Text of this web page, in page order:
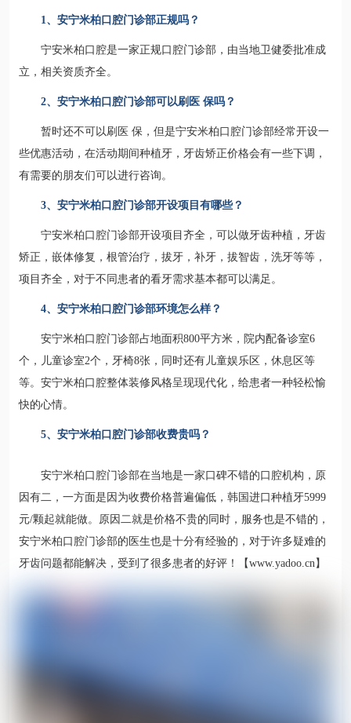
1、安宁米柏口腔门诊部正规吗？
宁安米柏口腔是一家正规口腔门诊部，由当地卫健委批准成
立，相关资质齐全。
2、安宁米柏口腔门诊部可以刷 医 保吗？
暂时还不可以刷医 保，但是宁安米柏口腔门诊部经常开设一
些优惠活动，在活动期间种植牙，牙齿矫正价格会有一些下调，
有需要的朋友们可以进行咨询。
3、安宁米柏口腔门诊部开设项目有哪些？
宁安米柏口腔门诊部开设项目齐全，可以做牙齿种植，牙齿
矫正，嵌体修复，根管治疗，拔牙，补牙，拔智齿，洗牙等等，
项目齐全，对于不同患者的看牙需求基本都可以满足。
4、安宁米柏口腔门诊部环境怎么样？
安宁米柏口腔门诊部占地面积800平方米，院内配备诊室6
个，儿童诊室2个，牙椅8张，同时还有儿童娱乐区，休息区等
等。安宁米柏口腔整体装修风格呈现现代化，给患者一种轻松愉
快的心情。
5、安宁米柏口腔门诊部收费贵吗？
安宁米柏口腔门诊部在当地是一家口碑不错的口腔机构，原
因有二，一方面是因为收费价格普遍偏低，韩国进口种植牙5999
元/颗起就能做。原因二就是价格不贵的同时，服务也是不错的，
安宁米柏口腔门诊部的医生也是十分有经验的，对于许多疑难的
牙齿问题都能解决，受到了很多患者的好评！【www.yadoo.cn】